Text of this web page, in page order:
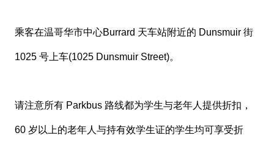
乘客在温哥华市中心Burrard 天车站附近的 Dunsmuir 街
1025 号上车(1025 Dunsmuir Street)。
请注意所有 Parkbus 路线都为学生与老年人提供折扣，
60 岁以上的老年人与持有效学生证的学生均可享受折